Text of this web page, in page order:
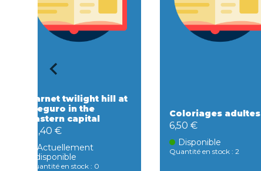
Carnet twilight hill at
meguro in the
eastern capital
18,40 €
Actuellement
indisponible
Quantité en stock : 0
Coloriages adultes
6,50 €
Disponible
Quantité en stock : 2